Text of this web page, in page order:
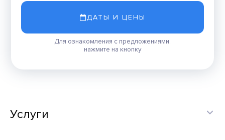
ДАТЫ И ЦЕНЫ
Для ознакомления с предложениями,
нажмите на кнопку
Услуги